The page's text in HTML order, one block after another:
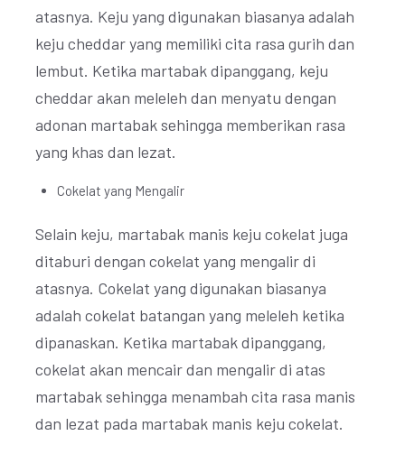
atasnya. Keju yang digunakan biasanya adalah
keju cheddar yang memiliki cita rasa gurih dan
lembut. Ketika martabak dipanggang, keju
cheddar akan meleleh dan menyatu dengan
adonan martabak sehingga memberikan rasa
yang khas dan lezat.
Cokelat yang Mengalir
Selain keju, martabak manis keju cokelat juga
ditaburi dengan cokelat yang mengalir di
atasnya. Cokelat yang digunakan biasanya
adalah cokelat batangan yang meleleh ketika
dipanaskan. Ketika martabak dipanggang,
cokelat akan mencair dan mengalir di atas
martabak sehingga menambah cita rasa manis
dan lezat pada martabak manis keju cokelat.